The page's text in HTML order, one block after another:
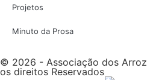
Projetos
Minuto da Prosa
© 2026 - Associação dos
os direitos Reservados